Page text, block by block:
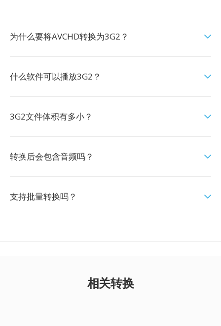
为什么要将AVCHD转换为3G2？
什么软件可以播放3G2？
3G2文件体积有多小？
转换后会包含音频吗？
支持批量转换吗？
相关转换